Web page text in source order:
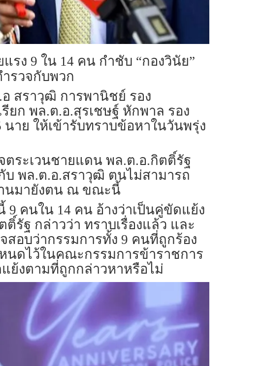
รง 9 ใน 14 คน กำชับ “กองวินัย”
รวจกับพวก
สราวุฒิ การพานิชย์ รอง
ก พล.ต.อ.สุรเชษฐ์ หักพาล รอง
าย ให้เข้ารับทราบข้อหาในวันพรุ่ง
ระเวนชายแดน พล.ต.อ.กิตติ์รัฐ
บ พล.ต.อ.สราวุฒิ ตนไม่สามารถ
านมายังตน ณ ขณะนี้
คนใน 14 คน อ้างว่าเป็นคู่ขัดแย้ง
รัฐ กล่าวว่า ทราบเรื่องแล้ว และ
อบว่ากรรมการทั้ง 9 คนที่ถูกร้อง
ดไว้ในคณะกรรมการข้าราชการ
ย้งตามที่ถูกกล่าวหาหรือไม่